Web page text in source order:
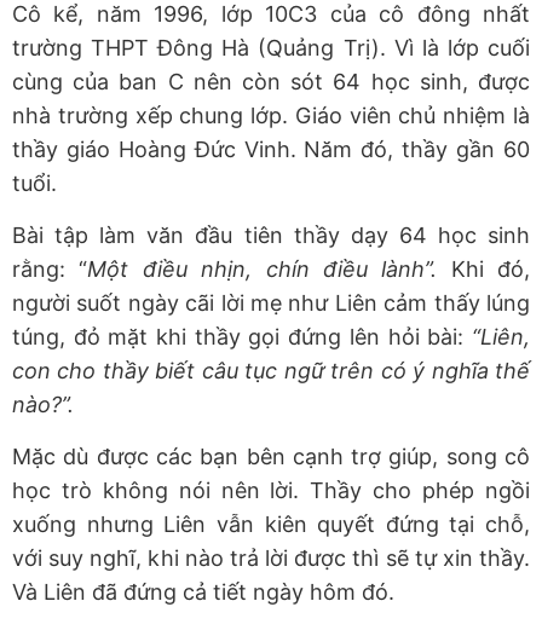
Cô kể, năm 1996, lớp 10C3 của cô đông nhất
trường THPT Đông Hà (Quảng Trị). Vì là lớp cuối
cùng của ban C nên còn sót 64 học sinh, được
nhà trường xếp chung lớp. Giáo viên chủ nhiệm là
thầy giáo Hoàng Đức Vinh. Năm đó, thầy gần 60
tuổi.
Bài tập làm văn đầu tiên thầy dạy 64 học sinh
rằng: “Một điều nhịn, chín điều lành”.
Khi đó,
người suốt ngày cãi lời mẹ như Liên cảm thấy lúng
túng, đỏ mặt khi thầy gọi đứng lên hỏi bài: “Liên,
con cho thầy biết câu tục ngữ trên có ý nghĩa thế
nào?”.
Mặc dù được các bạn bên cạnh trợ giúp, song cô
học trò không nói nên lời. Thầy cho phép ngồi
xuống nhưng Liên vẫn kiên quyết đứng tại chỗ,
với suy nghĩ, khi nào trả lời được thì sẽ tự xin thầy.
Và Liên đã đứng cả tiết ngày hôm đó.